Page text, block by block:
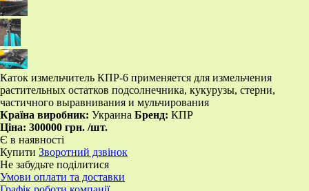
Каток измельчитель КПР-6 применяется для измельчения
растительных остатков подсолнечника, кукурузы, стерни,
частичного выравнивания и мульчирования
Країна виробник: Украина Бренд: КПР
Ціна: 300000 грн. /шт.
Є в наявності
Купити Зворотний дзвінок
Не забудьте поділитися
Умови оплати та доставки